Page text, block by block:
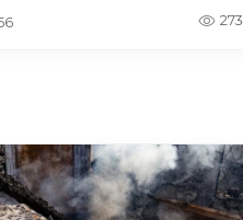
273